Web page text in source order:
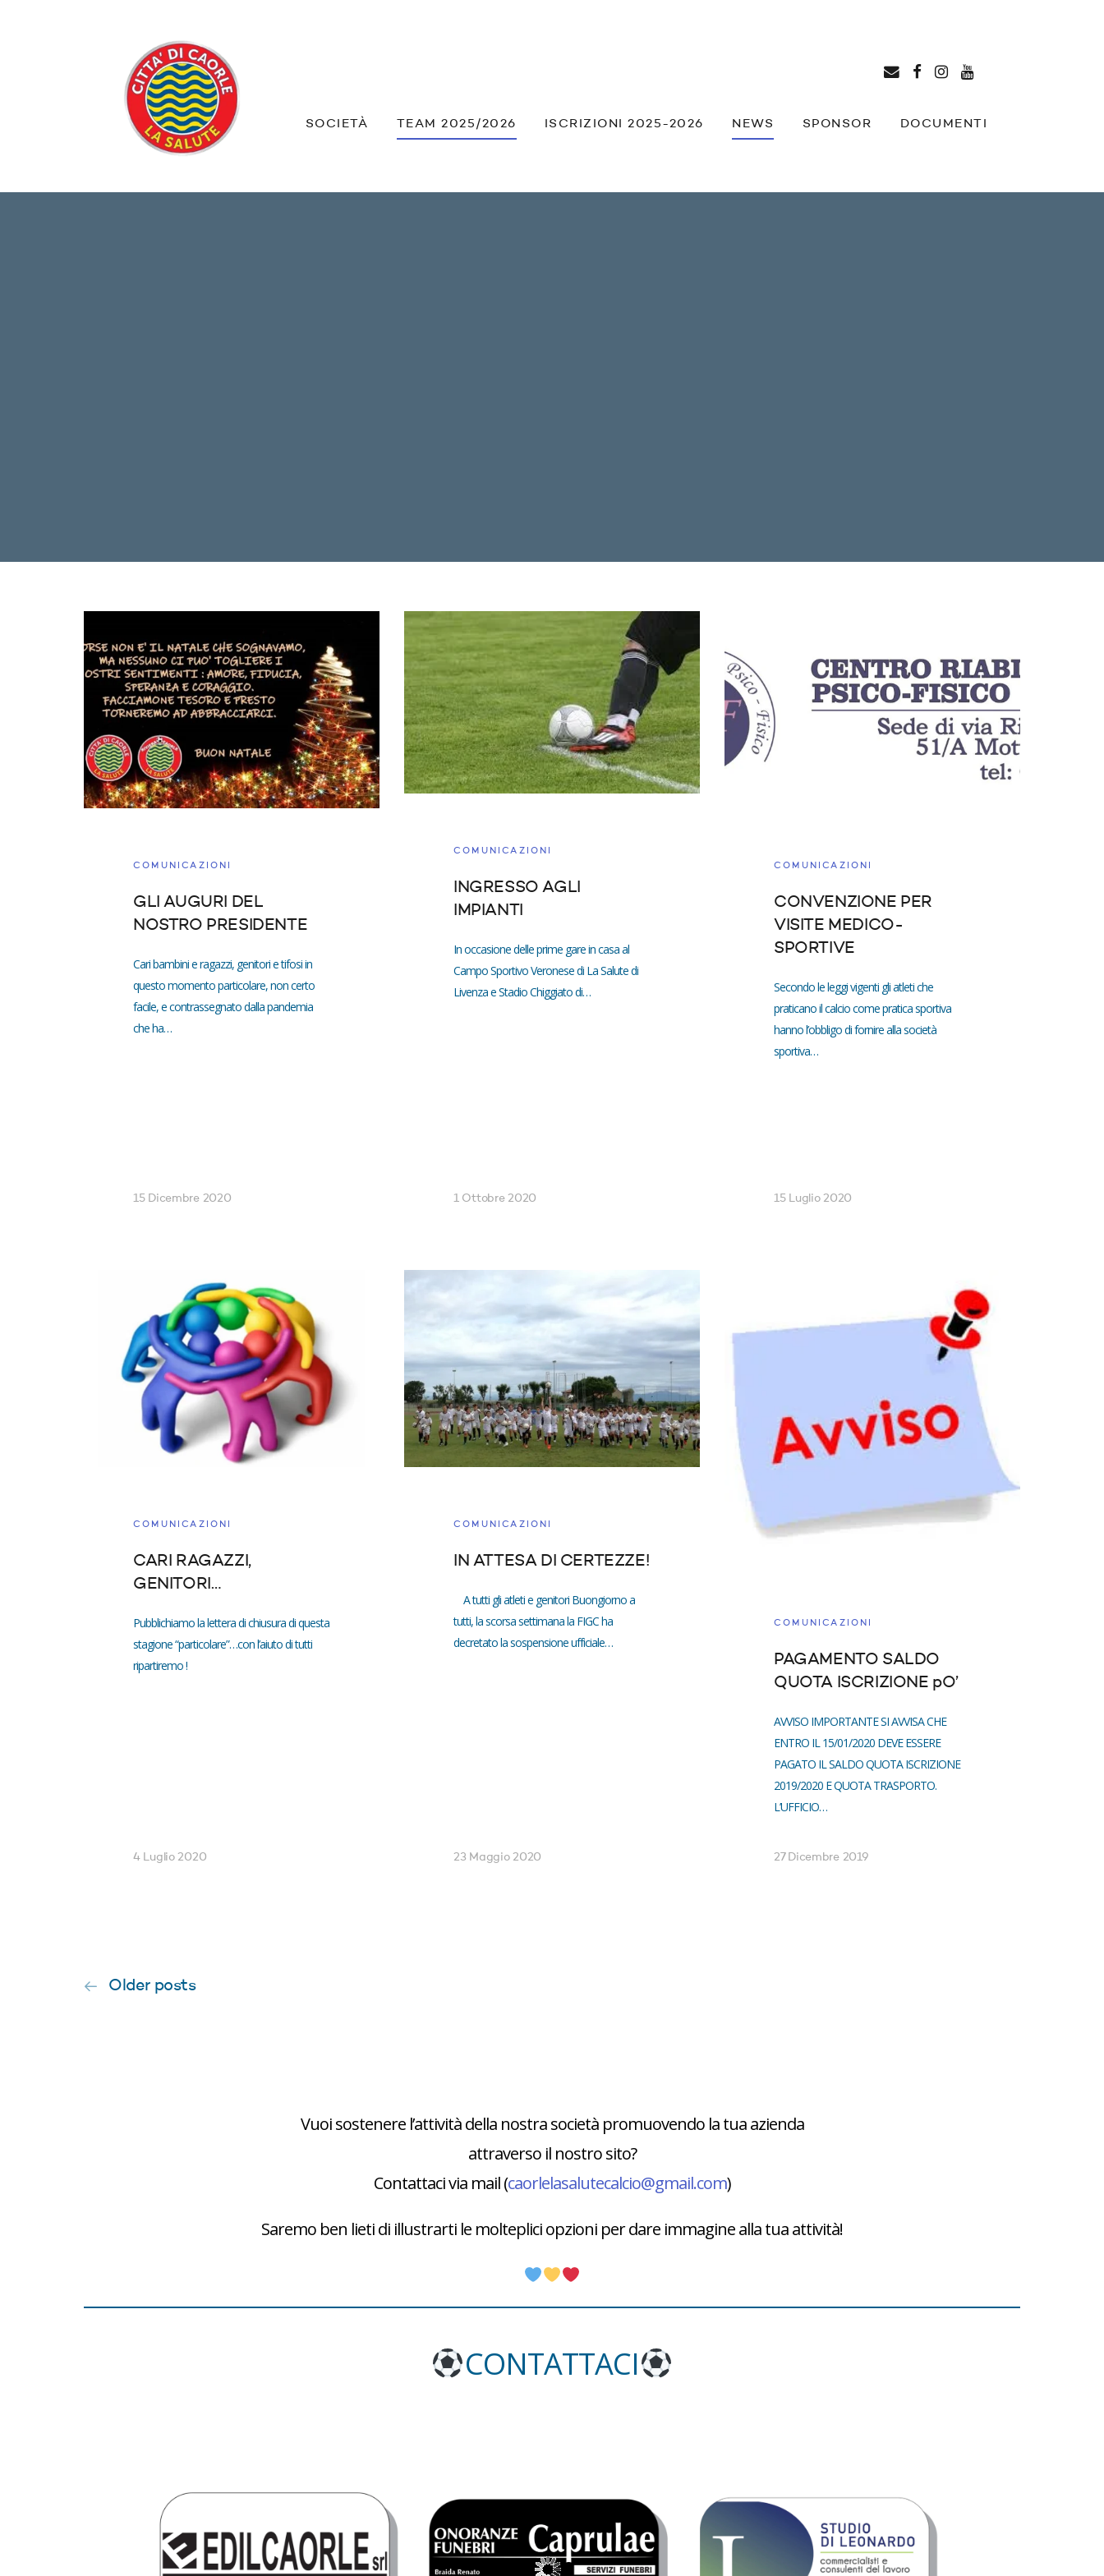
SOCIETÀ TEAM 2025/2026 ISCRIZIONI 2025-2026 NEWS SPONSOR DOCUMENTI
COMUNICAZIONI
GLI AUGURI DEL
NOSTRO PRESIDENTE
Cari bambini e ragazzi, genitori e tifosi in
questo momento particolare, non certo
facile, e contrassegnato dalla pandemia
che ha…
15 Dicembre 2020
COMUNICAZIONI
INGRESSO AGLI
IMPIANTI
In occasione delle prime gare in casa al
Campo Sportivo Veronese di La Salute di
Livenza e Stadio Chiggiato di…
1 Ottobre 2020
COMUNICAZIONI
CONVENZIONE PER
VISITE MEDICO-
SPORTIVE
Secondo le leggi vigenti gli atleti che
praticano il calcio come pratica sportiva
hanno l’obbligo di fornire alla società
sportiva…
15 Luglio 2020
COMUNICAZIONI
CARI RAGAZZI,
GENITORI…
Pubblichiamo la lettera di chiusura di questa
stagione “particolare”…con l’aiuto di tutti
ripartiremo !
4 Luglio 2020
COMUNICAZIONI
IN ATTESA DI CERTEZZE!
A tutti gli atleti e genitori Buongiorno a
tutti, la scorsa settimana la FIGC ha
decretato la sospensione ufficiale…
23 Maggio 2020
COMUNICAZIONI
PAGAMENTO SALDO
QUOTA ISCRIZIONE pO’
AVVISO IMPORTANTE SI AVVISA CHE
ENTRO IL 15/01/2020 DEVE ESSERE
PAGATO IL SALDO QUOTA ISCRIZIONE
2019/2020 E QUOTA TRASPORTO.
L’UFFICIO…
27 Dicembre 2019
Older posts
Vuoi sostenere l’attività della nostra società promuovendo la tua azienda
attraverso il nostro sito?
Contattaci via mail (caorlelasalutecalcio@gmail.com)
Saremo ben lieti di illustrarti le molteplici opzioni per dare immagine alla tua attività!
CONTATTACI